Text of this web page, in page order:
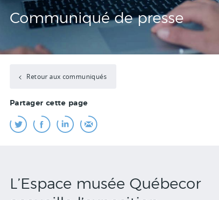
Communiqué de presse
Retour aux communiqués
Partager cette page
L’Espace musée Québecor